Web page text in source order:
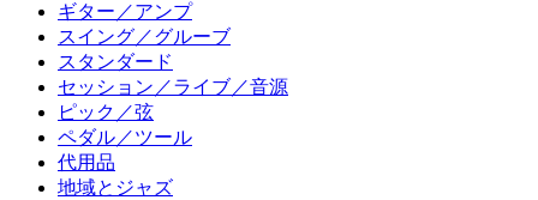
ギター／アンプ
スイング／グルーブ
スタンダード
セッション／ライブ／音源
ピック／弦
ペダル／ツール
代用品
地域とジャズ